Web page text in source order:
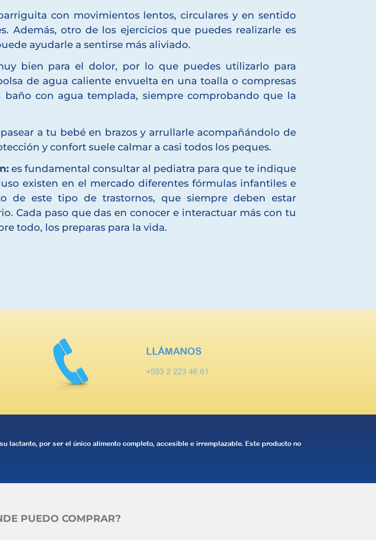
con movimientos lentos, circulares y en sentido
Además, otro de los ejercicios que puedes realizarle es
ayudarle a sentirse más aliviado.
bien para el dolor, por lo que puedes utilizarlo para
de agua caliente envuelta en una toalla o compresas
con agua templada, siempre comprobando que la
a tu bebé en brazos y arrullarle acompañándolo de
y confort suele calmar a casi todos los peques.
es fundamental consultar al pediatra para que te indique
existen en el mercado diferentes fórmulas infantiles e
de este tipo de trastornos, que siempre deben estar
Cada paso que das en conocer e interactuar más con tu
todo, los preparas para la vida.
LLÁMANOS
+593 2 223 46 61
lactante, por ser el único alimento completo, accesible e irremplazable. Este producto no
PUEDO COMPRAR?